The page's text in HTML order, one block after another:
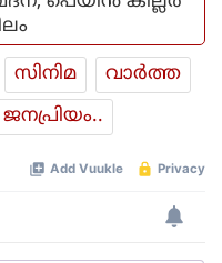
സിനിമ
വാര്‍ത്ത
ജനപ്രിയം..